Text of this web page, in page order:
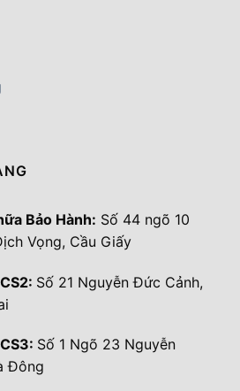
Bảo Hành: Số 44 ngõ 10
Vọng, Cầu Giấy
Số 21 Nguyễn Đức Cảnh,
Số 1 Ngõ 23 Nguyễn
Đông